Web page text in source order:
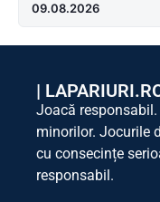
09.08.2026
|
Joacă
minorilor. Jocurile
cu consecințe
responsabil.